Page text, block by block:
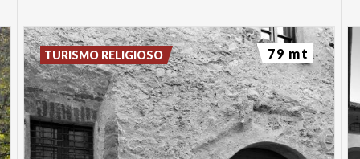
TURISMO RELIGIOSO 79 mt